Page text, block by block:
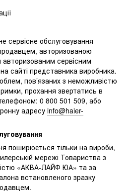
сервісне обслуговування
авторизованою
сервісним
сайті представника виробника.
пов’язаних з неможливістю
прохання звертатись в
0 800 501 509, або
адресу info@haier-
поширюється тільки на вироби,
мережі Товариства з
«АКВА-ЛАЙФ ЮА» та за
встановленого зразку